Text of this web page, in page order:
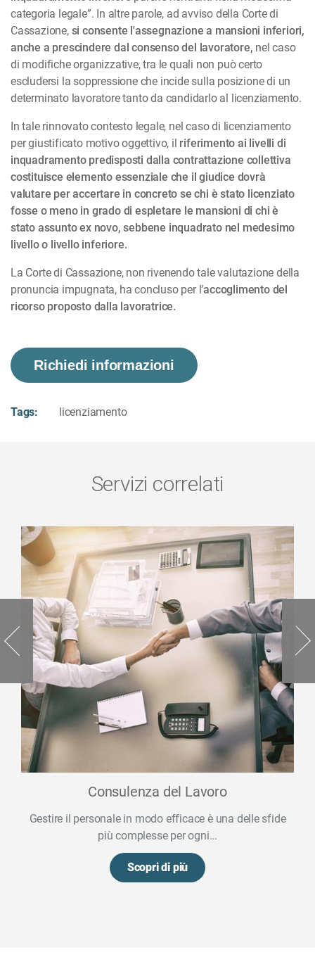
categoria legale”. In altre parole, ad avviso della Corte di
Cassazione, si consente l'assegnazione a mansioni inferiori,
anche a prescindere dal consenso del lavoratore, nel caso
di modifiche organizzative, tra le quali non può certo
escludersi la soppressione che incide sulla posizione di un
determinato lavoratore tanto da candidarlo al licenziamento.
In tale rinnovato contesto legale, nel caso di licenziamento
per giustificato motivo oggettivo, il riferimento ai livelli di
inquadramento predisposti dalla contrattazione collettiva
costituisce elemento essenziale che il giudice dovrà
valutare per accertare in concreto se chi è stato licenziato
fosse o meno in grado di espletare le mansioni di chi è
stato assunto ex novo, sebbene inquadrato nel medesimo
livello o livello inferiore.
La Corte di Cassazione, non rivenendo tale valutazione della
pronuncia impugnata, ha concluso per l’accoglimento del
ricorso proposto dalla lavoratrice.
Richiedi informazioni
Tags: licenziamento
Servizi correlati
Consulenza del Lavoro
Gestire il personale in modo efficace è una delle sfide
più complesse per ogni...
Scopri di più